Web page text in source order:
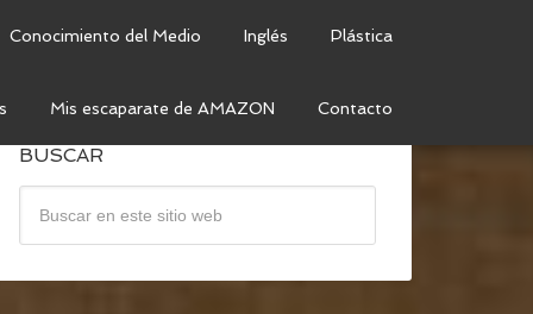
Conocimiento del Medio Inglés Plástica
Mis escaparate de AMAZON Contacto
BUSCAR